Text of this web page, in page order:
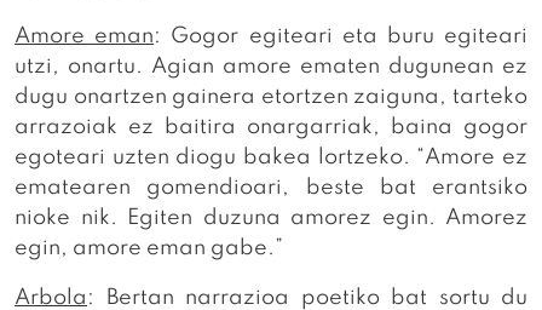
Amore eman: Gogor egiteari eta buru egiteari
utzi, onartu. Agian amore ematen dugunean ez
dugu onartzen gainera etortzen zaiguna, tarteko
arrazoiak ez baitira onargarriak, baina gogor
egoteari uzten diogu bakea lortzeko. “Amore ez
ematearen gomendioari, beste bat erantsiko
nioke nik. Egiten duzuna amorez egin. Amorez
egin, amore eman gabe.”
Arbola : Bertan narrazioa poetiko bat sortu du